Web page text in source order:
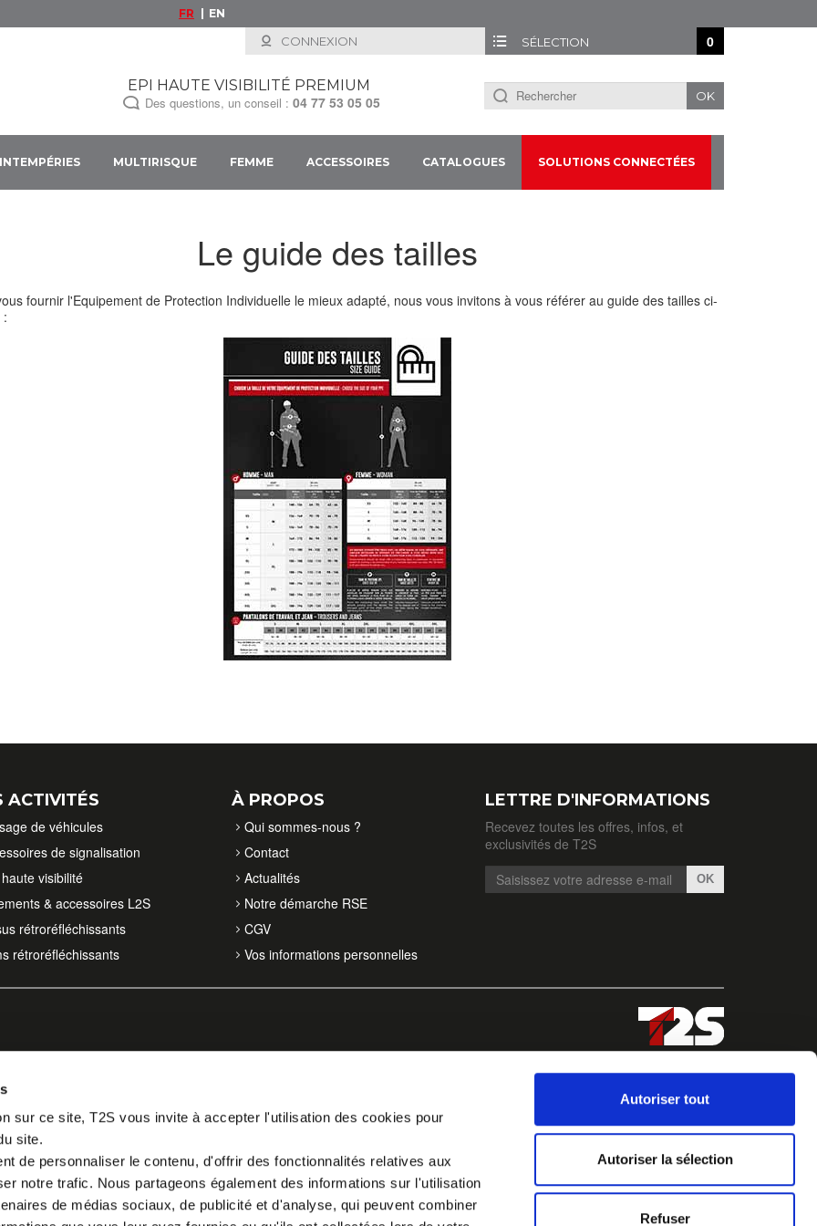
sur ce site, T2S vous invite à accepter l'utilisation des cookies pour
site.
de personnaliser le contenu, d'offrir des fonctionnalités relatives aux
notre trafic. Nous partageons également des informations sur l'utilisation
de médias sociaux, de publicité et d'analyse, qui peuvent combiner
Autoriser tout
Autoriser la sélection
Refuser
FR EN
SÉLECTION 0
CONNEXION
EPI HAUTE VISIBILITÉ PREMIUM
Des questions, un conseil : 04 77 53 05 05 OK
MULTIRISQUE FEMME ACCESSOIRES CATALOGUES SOLUTIONS CONNECTÉES
Le guide des tailles
fournir l'Equipement de Protection Individuelle le mieux adapté, nous vous invitons à vous référer au guide des tailles ci-
:
ACTIVITÉS
de véhicules
de signalisation
visibilité
& accessoires L2S
rétroréfléchissants
rétroréfléchissants
À PROPOS
Qui sommes-nous ?
Contact
Actualités
Notre démarche RSE
CGV
Vos informations personnelles
LETTRE D'INFORMATIONS
Recevez toutes les offres, infos, et
exclusivités de T2S
OK